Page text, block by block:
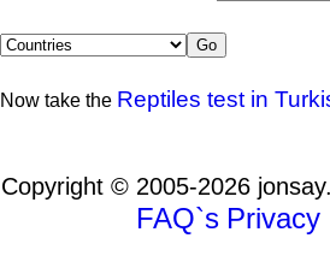
Now take the Reptiles test in
Copyright © 2005-2026
FAQ`s Privacy